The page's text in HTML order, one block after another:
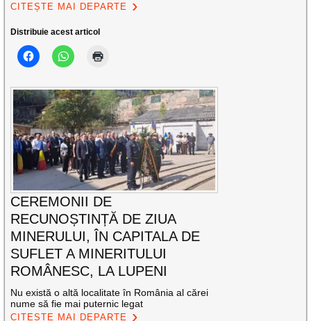
CITEȘTE MAI DEPARTE
Distribuie acest articol
CEREMONII DE
RECUNOȘTINȚĂ DE ZIUA
MINERULUI, ÎN CAPITALA DE
SUFLET A MINERITULUI
ROMÂNESC, LA LUPENI
Nu există o altă localitate în România al cărei
nume să fie mai puternic legat
CITEȘTE MAI DEPARTE